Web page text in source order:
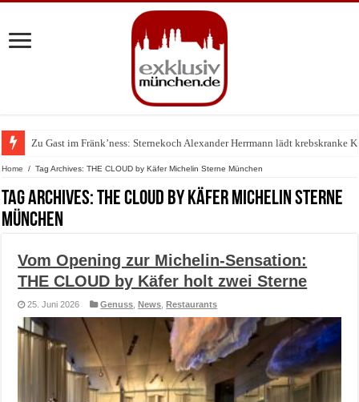
Zu Gast im Fränk’ness: Sternekoch Alexander Herrmann lädt krebskranke
Warum München gerade zum Treffpunkt der Lingerie-Branche wurde
Home / Tag Archives: THE CLOUD by Käfer Michelin Sterne München
Tag Archives:THE CLOUD by Käfer Michelin Sterne
München
Vom Opening zur Michelin-Sensation:
THE CLOUD by Käfer holt zwei Sterne
25. Juni 2026 Genuss ,News ,Restaurants